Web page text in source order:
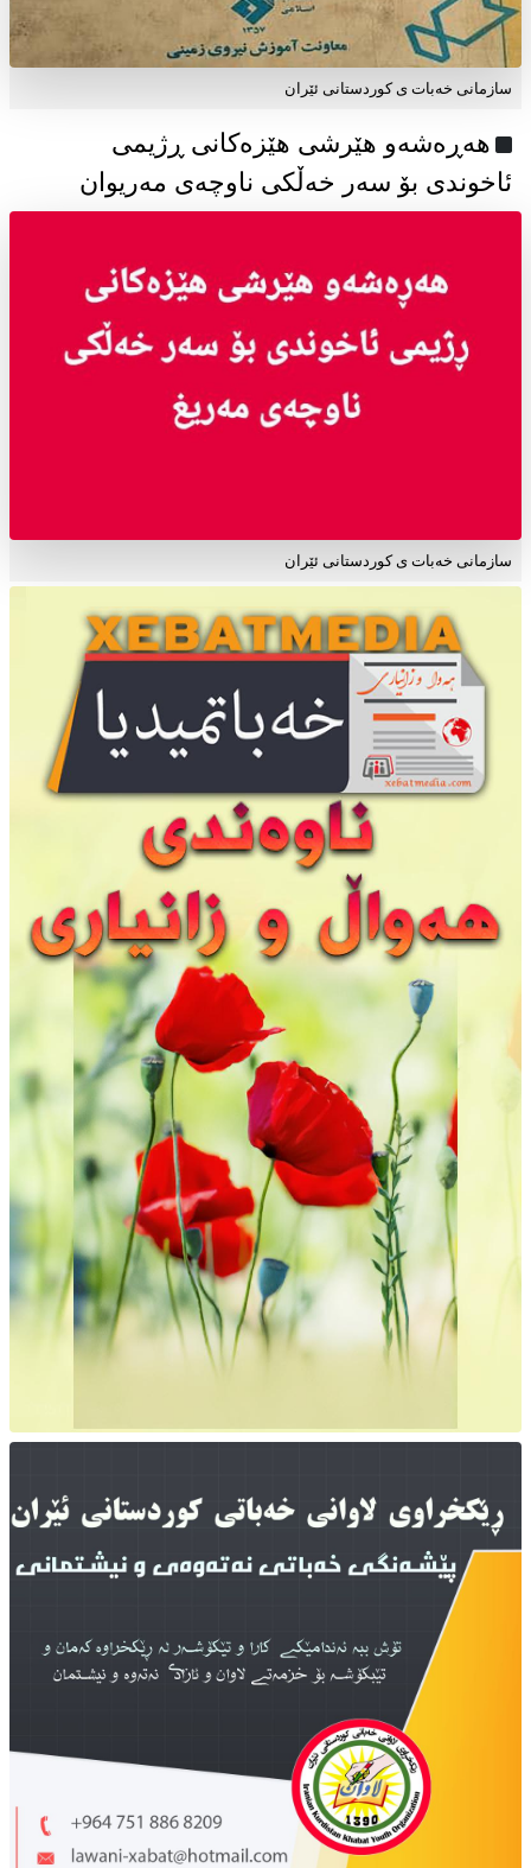
سازمانی خەبات ی كوردستانی ئێران
هەڕەشەو هێرشی هێزەکانی ڕژیمی
ئاخوندی بۆ سەر خەڵکی ناوچەی مەریوان
سازمانی خەبات ی کوردستانی ئێران